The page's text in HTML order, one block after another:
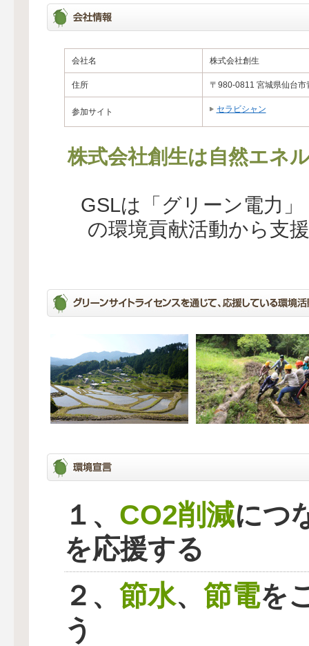
会社名 株式会社創生
住所 〒980-0811 宮城県仙台市
参加サイト セラビシャン
株式会社創生は自然エネ
GSLは「グリーン電力
の環境貢献活動から支
１、 CO2削減につ
を応援する
２、 節水、 節電を
う